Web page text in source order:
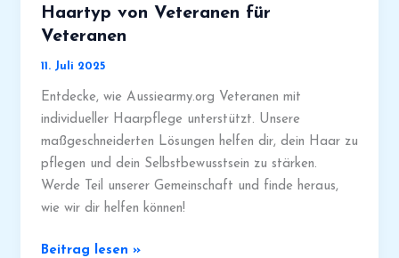
Soldaten
in
Australien
Haartyp von Veteranen für
Veteranen
11. Juli 2025
Entdecke, wie Aussiearmy.org Veteranen mit
individueller Haarpflege unterstützt. Unsere
maßgeschneiderten Lösungen helfen dir, dein Haar zu
pflegen und dein Selbstbewusstsein zu stärken.
Werde Teil unserer Gemeinschaft und finde heraus,
wie wir dir helfen können!
Aussie
Beitrag lesen »